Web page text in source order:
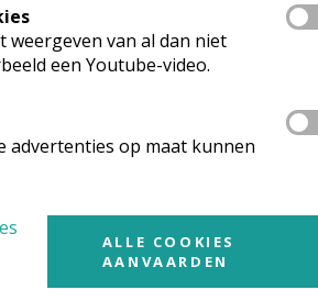
gestoelten. Sporen in de vloer
1773, die tijdens de late twintigste
haar oorspronkelijke uitzicht terug.
gouden slingers om dit kerkmeubel
van al dan niet
een Youtube-video.
advertenties op maat kunnen
ALLE COOKIES
AANVAARDEN